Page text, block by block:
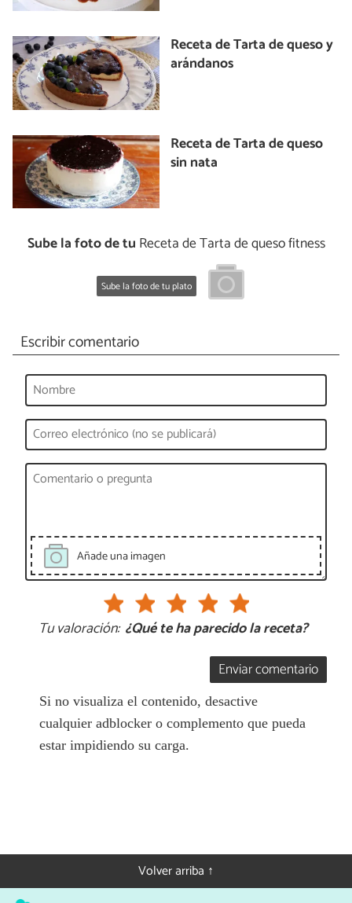
Receta de Tarta de queso y
arándanos
Receta de Tarta de queso
sin nata
Sube la foto de tu Receta de Tarta de queso fitness
Sube la foto de tu plato
Escribir comentario
Añade una imagen
Tu valoración: ¿Qué te ha parecido la receta?
Enviar comentario
Si no visualiza el contenido, desactive
cualquier adblocker o complemento que pueda
estar impidiendo su carga.
Volver arriba ↑